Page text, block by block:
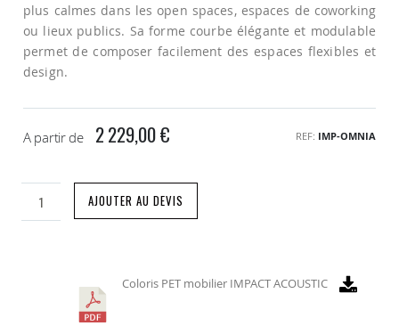
plus calmes dans les open spaces, espaces de coworking
ou lieux publics. Sa forme courbe élégante et modulable
permet de composer facilement des espaces flexibles et
design.
A partir de 2 229,00 € REF IMP-OMNIA
AJOUTER AU DEVIS
Coloris PET mobilier IMPACT ACOUSTIC